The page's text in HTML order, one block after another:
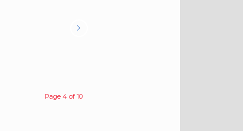
Page 4 of 10